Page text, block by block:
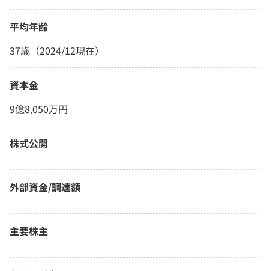
平均年齢
37歳（2024/12現在）
資本金
9億8,050万円
株式公開
外部資金/調達額
主要株主